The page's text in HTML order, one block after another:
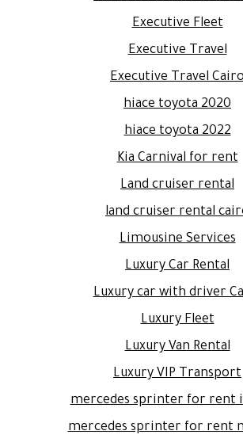
Executive Fleet
Executive Travel
Executive Travel
hiace toyota 2020
hiace toyota 2022
Kia Carnival for rent
Land cruiser rental
land cruiser rental
Limousine Services
Luxury Car Rental
Luxury car with driver
Luxury Fleet
Luxury Van Rental
Luxury VIP Transport
mercedes sprinter for rent
mercedes sprinter for rent